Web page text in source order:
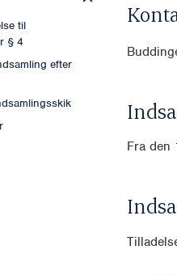
til
§ 4
efter
Fra den